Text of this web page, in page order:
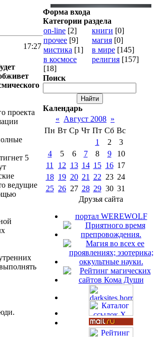
17:27
проекта
5
ведущие
Форма входа
Категории раздела
on-line [2] книги [0]
прочее [9] магия [0]
мистика [1] в мире [145]
в космосе
[18]
религия [157]
Поиск
Календарь
« Август 2008 »
Пн Вт Ср Чт Пт Сб Вс
1
2
3
4
5 6 7 8 9
10
11
12 13 14 15 16 17
18 19 20 21 22 23 24
25 26 27 28 29 30 31
Друзья сайта
портал WEREWOLF